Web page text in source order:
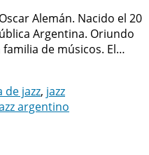
Alemán. Nacido el 20
Argentina. Oriundo
de músicos. El…
de jazz, jazz
argentino